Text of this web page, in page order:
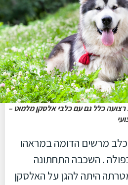
כלל גם עם כלבי אלסקן מלמוט –
מרשים הדומה במראהו
. השכבה התחתונה
היתה להגן על האלסקן